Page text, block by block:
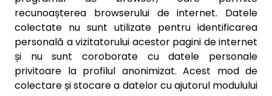
recunoașterea browserului de internet. Datele
colectate nu sunt utilizate pentru identificarea
personală a vizitatorului acestor pagini de internet
și nu sunt coroborate cu datele personale
privitoare la profilul anonimizat. Acest mod de
colectare și stocare a datelor cu ajutorul modulului